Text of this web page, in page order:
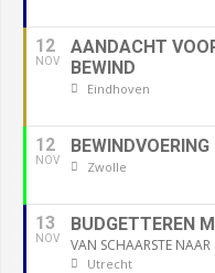
12
NOV
AANDACHT
BEWIND
Eindhoven
12
NOV Zwolle
13
NOV
BUDGETTEREN
VAN SCHAARSTE
Utrecht